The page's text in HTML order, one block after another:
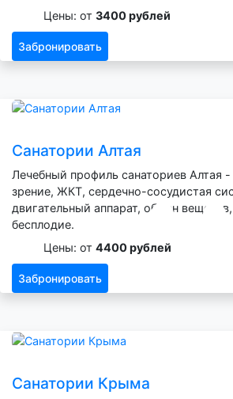
Цены: от 3400 рублей
Забронировать
Санатории Алтая
Лечебный профиль санаториев Алтая
зрение, ЖКТ, сердечно-сосудистая
двигательный аппарат, обмен
бесплодие.
Цены: от 4400 рублей
Забронировать
Санатории Крыма